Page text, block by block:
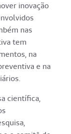
inovação
nas
tem
na
e na
científica,